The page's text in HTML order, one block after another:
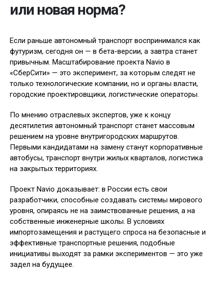
или новая норма?
Если раньше автономный транспорт воспринимался как
футуризм, сегодня он — в бета-версии, а завтра станет
привычным. Масштабирование проекта Navio в
«СберСити» — это эксперимент, за которым следят не
только технологические компании, но и органы власти,
городские проектировщики, логистические операторы.
По мнению отраслевых экспертов, уже к концу
десятилетия автономный транспорт станет массовым
решением на уровне внутригородских маршрутов.
Первыми кандидатами на замену станут корпоративные
автобусы, транспорт внутри жилых кварталов, логистика
на закрытых территориях.
Проект Navio доказывает: в России есть свои
разработчики, способные создавать системы мирового
уровня, опираясь не на заимствованные решения, а на
собственные инженерные школы. В условиях
импортозамещения и растущего спроса на безопасные и
эффективные транспортные решения, подобные
инициативы выходят за рамки экспериментов — это уже
задел на будущее.